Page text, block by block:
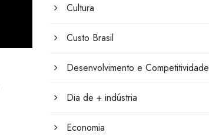
Cultura
Custo Brasil
Desenvolvimento e Competitividade
Dia de + indústria
Economia